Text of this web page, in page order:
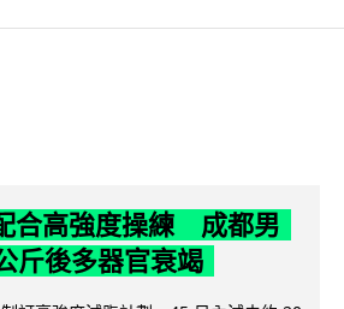
合高強度操練 成都男
斤後多器官衰竭